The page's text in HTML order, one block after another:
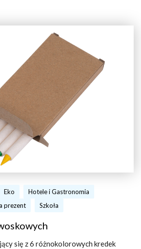
Eko
Hotele i Gastronomia
prezent Szkoła
się z 6 różnokolorowych kredek